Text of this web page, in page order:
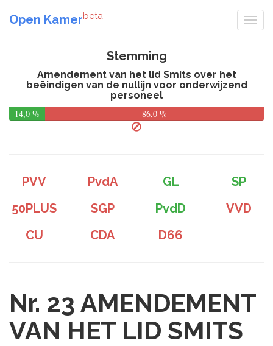
Open Kamerbeta
Stemming
Amendement van het lid Smits over het
beëindigen van de nullijn voor onderwijzend
personeel
14,0 %
86,0 %
PVV PvdA GL
SP
50PLUS
SGP PvdD
VVD
CU
CDA D66
Nr. 23 AMENDEMENT
VAN HET LID SMITS